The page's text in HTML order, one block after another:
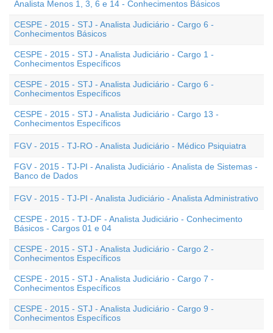
Analista Menos 1, 3, 6 e 14 - Conhecimentos Básicos
CESPE - 2015 - STJ - Analista Judiciário - Cargo 6 -
Conhecimentos Básicos
CESPE - 2015 - STJ - Analista Judiciário - Cargo 1 -
Conhecimentos Específicos
CESPE - 2015 - STJ - Analista Judiciário - Cargo 6 -
Conhecimentos Específicos
CESPE - 2015 - STJ - Analista Judiciário - Cargo 13 -
Conhecimentos Específicos
FGV - 2015 - TJ-RO - Analista Judiciário - Médico Psiquiatra
FGV - 2015 - TJ-PI - Analista Judiciário - Analista de Sistemas -
Banco de Dados
FGV - 2015 - TJ-PI - Analista Judiciário - Analista Administrativo
CESPE - 2015 - TJ-DF - Analista Judiciário - Conhecimento
Básicos - Cargos 01 e 04
CESPE - 2015 - STJ - Analista Judiciário - Cargo 2 -
Conhecimentos Específicos
CESPE - 2015 - STJ - Analista Judiciário - Cargo 7 -
Conhecimentos Específicos
CESPE - 2015 - STJ - Analista Judiciário - Cargo 9 -
Conhecimentos Específicos